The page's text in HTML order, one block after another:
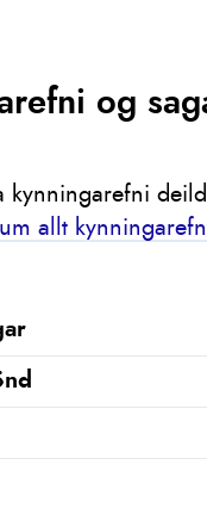
og
kynningarefni
allt